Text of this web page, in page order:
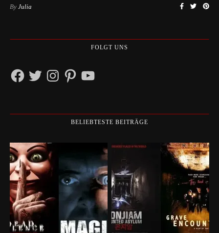
By Julia
FOLGT UNS
FacebookTwitterInstagramPinterestYouTube
BELIEBTESTE BEITRÄGE